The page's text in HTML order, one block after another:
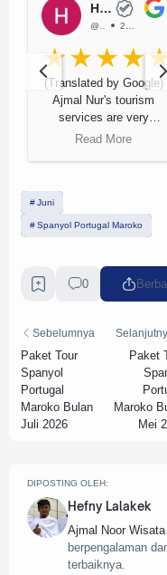
Henny Devita
@HennyDevita
(Translated by Google)
Ajmal Nur's tourism
services are very
satisfying, compact,
wisata sangat
memuaskan,kompak,m
aju terus dan makin
Aamii ..YRA
Read More
Juni
Spanyol Portugal Maroko
0
Sebelumnya
Paket Tour
Spanyol
Portugal
Maroko Bulan
Juli 2026
Paket
Maroko
Mei
DIPOSTING OLEH:
Hefny Lalakek
Ajmal Noor Wisata
berpengalaman
terbaiknya.